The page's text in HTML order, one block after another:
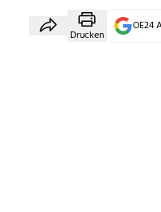
Drucken
OE24